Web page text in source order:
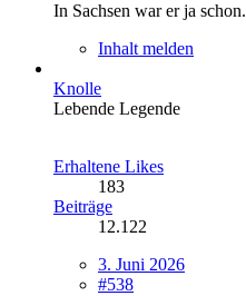
In Sachsen war er ja schon.
Inhalt melden
Knolle
Lebende Legende
Erhaltene Likes
183
Beiträge
12.122
3. Juni 2026
#538